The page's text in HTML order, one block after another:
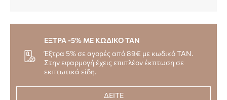
ΕΞΤΡΑ -5% ΜΕ ΚΩΔΙΚΟ TAN
Έξτρα 5% σε αγορές από 89€ με κωδικό TAN.
Στην εφαρμογή έχεις επιπλέον έκπτωση σε
εκπτωτικά είδη.
ΔΕΙΤΕ